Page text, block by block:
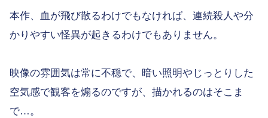
本作、血が飛び散るわけでもなければ、連続殺人や分
かりやすい怪異が起きるわけでもありません。
映像の雰囲気は常に不穏で、暗い照明やじっとりした
空気感で観客を煽るのですが、描かれるのはそこま
で…。